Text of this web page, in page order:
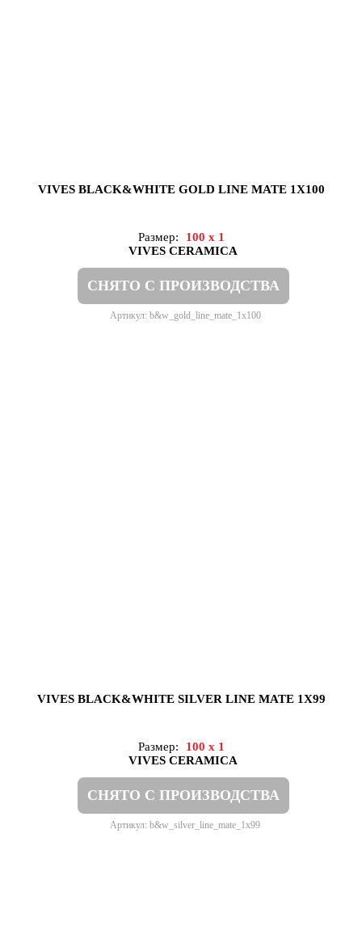
VIVES BLACK&WHITE GOLD LINE MATE 1X100
Размер:
100 x 1
VIVES CERAMICA
СНЯТО С ПРОИЗВОДСТВА
Артикул: b&w_gold_line_mate_1x100
VIVES BLACK&WHITE SILVER LINE MATE 1X99
Размер:
100 x 1
VIVES CERAMICA
СНЯТО С ПРОИЗВОДСТВА
Артикул: b&w_silver_line_mate_1x99